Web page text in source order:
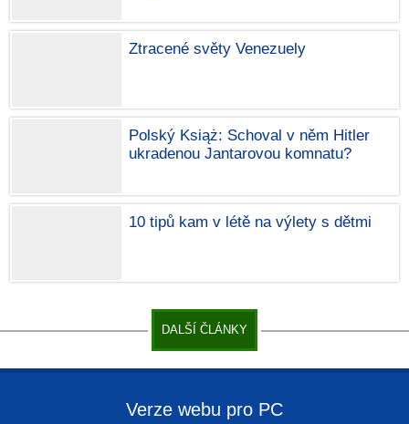
Ztracené světy Venezuely
Polský Książ: Schoval v něm Hitler
ukradenou Jantarovou komnatu?
10 tipů kam v létě na výlety s dětmi
DALŠÍ ČLÁNKY
Verze webu pro PC